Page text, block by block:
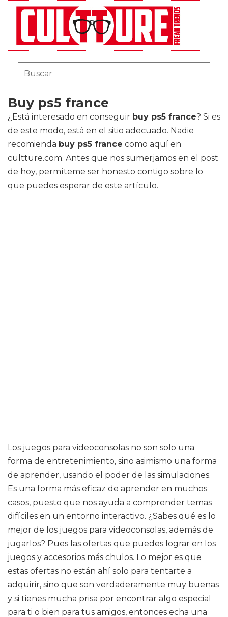
Buy ps5 france
¿Está interesado en conseguir buy ps5 france? Si es
de este modo, está en el sitio adecuado. Nadie
recomienda buy ps5 france como aquí en
cultture.com. Antes que nos sumerjamos en el post
de hoy, permíteme ser honesto contigo sobre lo
que puedes esperar de este artículo.
Los juegos para videoconsolas no son solo una
forma de entretenimiento, sino asimismo una forma
de aprender, usando el poder de las simulaciones.
Es una forma más eficaz de aprender en muchos
casos, puesto que nos ayuda a comprender temas
difíciles en un entorno interactivo. ¿Sabes qué es lo
mejor de los juegos para videoconsolas, además de
jugarlos? Pues las ofertas que puedes lograr en los
juegos y accesorios más chulos. Lo mejor es que
estas ofertas no están ahí solo para tentarte a
adquirir, sino que son verdaderamente muy buenas
y si tienes mucha prisa por encontrar algo especial
para ti o bien para tus amigos, entonces echa una